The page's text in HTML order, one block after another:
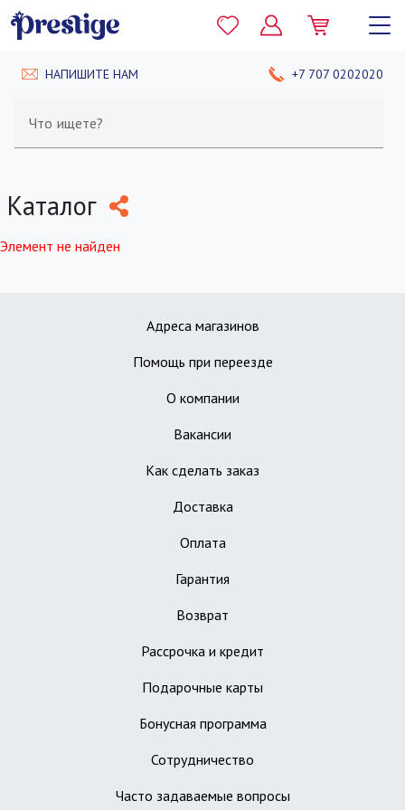
НАПИШИТЕ НАМ +7 707 0202020
Что ищете?
Каталог
Элемент не найден
Адреса магазинов
Помощь при переезде
О компании
Вакансии
Как сделать заказ
Доставка
Оплата
Гарантия
Возврат
Рассрочка и кредит
Подарочные карты
Бонусная программа
Сотрудничество
Часто задаваемые вопросы